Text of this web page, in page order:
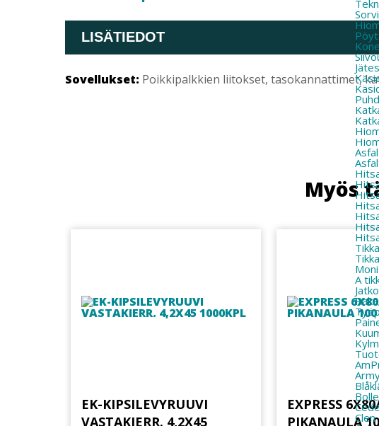
A
Bolle
Clen
LISÄTIEDOT
Sovellukset: Poikkipalkkien liitokset, tasokannattimet,
Myös
EK-KIPSILEVYRUUVI
VASTAKIERR. 4,2X45
EXPRESS
PIKANAULA